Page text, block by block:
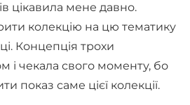
цікавила мене давно.
колекцію на цю тематику
Концепція трохи
і чекала свого моменту, бо
показ саме цієї колекції.